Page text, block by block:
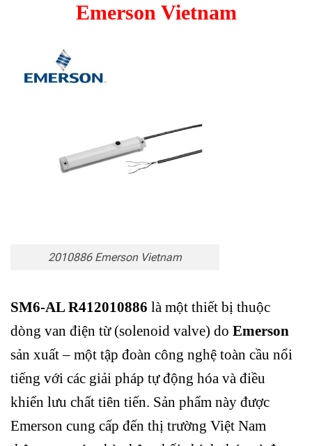
Emerson Vietnam
2010886 Emerson Vietnam
SM6-AL R412010886 là một thiết bị thuộc
dòng van điện từ (solenoid valve) do Emerson
sản xuất – một tập đoàn công nghệ toàn cầu nổi
tiếng với các giải pháp tự động hóa và điều
khiển lưu chất tiên tiến. Sản phẩm này được
Emerson cung cấp đến thị trường Việt Nam